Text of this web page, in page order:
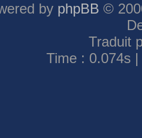
by phpBB ©
Traduit
Time : 0.074s